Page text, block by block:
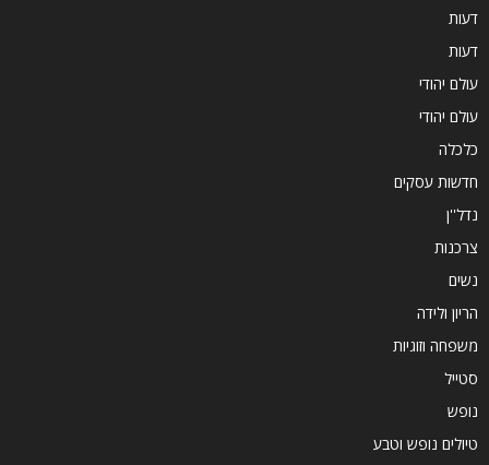
דעות
דעות
עולם יהודי
עולם יהודי
כלכלה
חדשות עסקים
נדל''ן
צרכנות
נשים
הריון ולידה
משפחה וזוגיות
סטייל
נופש
טיולים נופש וטבע